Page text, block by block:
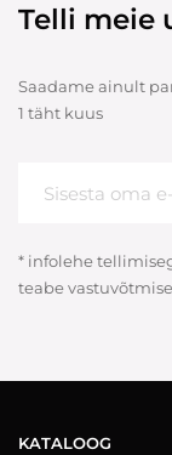
Telli meie
Saadame ainult
1 täht kuus
* infolehe
teabe
KATALOOG